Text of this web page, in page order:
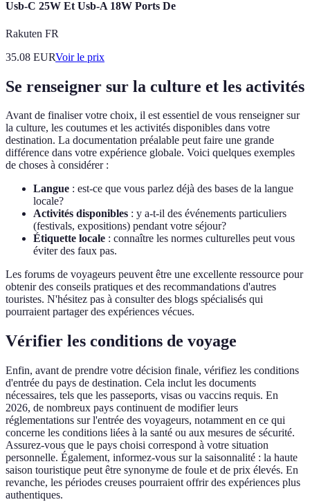
Usb-C 25W Et Usb-A 18W Ports De
Rakuten FR
35.08 EURVoir le prix
Se renseigner sur la culture et les activités
Avant de finaliser votre choix, il est essentiel de vous renseigner sur
la culture, les coutumes et les activités disponibles dans votre
destination. La documentation préalable peut faire une grande
différence dans votre expérience globale. Voici quelques exemples
de choses à considérer :
Langue : est-ce que vous parlez déjà des bases de la langue
locale?
Activités disponibles : y a-t-il des événements particuliers
(festivals, expositions) pendant votre séjour?
Étiquette locale : connaître les normes culturelles peut vous
éviter des faux pas.
Les forums de voyageurs peuvent être une excellente ressource pour
obtenir des conseils pratiques et des recommandations d'autres
touristes. N'hésitez pas à consulter des blogs spécialisés qui
pourraient partager des expériences vécues.
Vérifier les conditions de voyage
Enfin, avant de prendre votre décision finale, vérifiez les conditions
d'entrée du pays de destination. Cela inclut les documents
nécessaires, tels que les passeports, visas ou vaccins requis. En
2026, de nombreux pays continuent de modifier leurs
réglementations sur l'entrée des voyageurs, notamment en ce qui
concerne les conditions liées à la santé ou aux mesures de sécurité.
Assurez-vous que le pays choisi correspond à votre situation
personnelle. Également, informez-vous sur la saisonnalité : la haute
saison touristique peut être synonyme de foule et de prix élevés. En
revanche, les périodes creuses pourraient offrir des expériences plus
authentiques.